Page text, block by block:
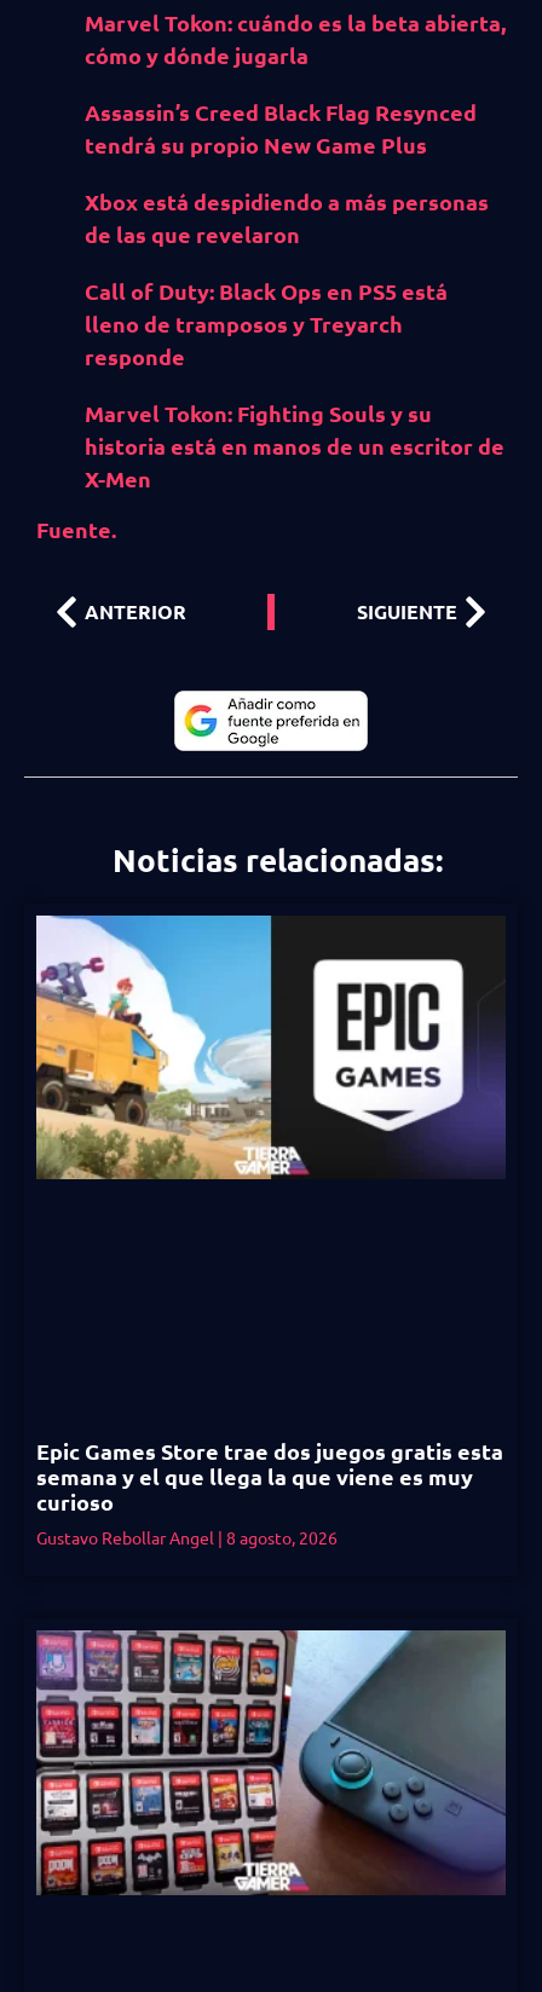
Marvel Tokon: cuándo es la beta abierta,
cómo y dónde jugarla
Assassin’s Creed Black Flag Resynced
tendrá su propio New Game Plus
Xbox está despidiendo a más personas
de las que revelaron
Call of Duty: Black Ops en PS5 está
lleno de tramposos y Treyarch
responde
Marvel Tokon: Fighting Souls y su
historia está en manos de un escritor de
X-Men
Fuente.
ANTERIOR SIGUIENTE
Noticias relacionadas:
Epic Games Store trae dos juegos gratis esta
semana y el que llega la que viene es muy
curioso
Gustavo Rebollar Angel 8 agosto, 2026